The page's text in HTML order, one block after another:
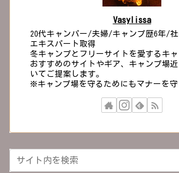
Vasylissa
20代キャンパー/夫婦/キャンプ歴6年/
エキスパート取得
冬キャンプとフリーサイトを愛するキャ
おすすめのサイトやギア、キャンプ場
いてご提案します。
※キャンプ場を守るためにもマナーを守